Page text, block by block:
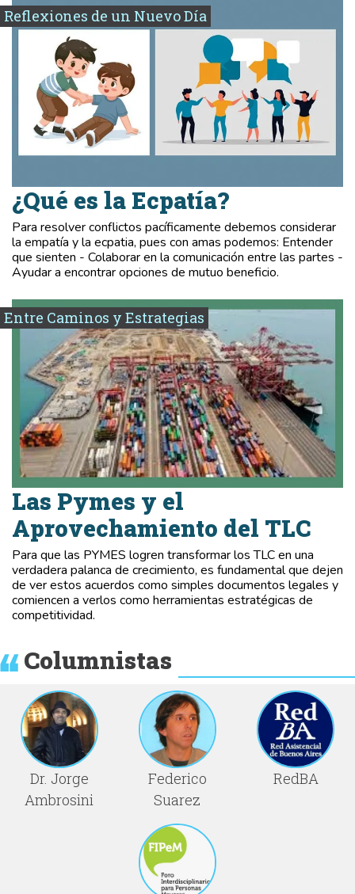
Reflexiones de un Nuevo Día
¿Qué es la Ecpatía?
Para resolver conflictos pacíficamente debemos considerar
la empatía y la ecpatia, pues con amas podemos: Entender
que sienten - Colaborar en la comunicación entre las partes -
Ayudar a encontrar opciones de mutuo beneficio.
Entre Caminos y Estrategias
Las Pymes y el
Aprovechamiento del TLC
Para que las PYMES logren transformar los TLC en una
verdadera palanca de crecimiento, es fundamental que dejen
de ver estos acuerdos como simples documentos legales y
comiencen a verlos como herramientas estratégicas de
competitividad.
Columnistas
Dr. Jorge
Ambrosini
Federico
Suarez
RedBA